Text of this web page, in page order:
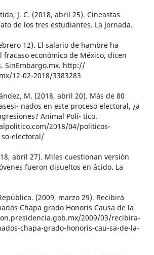
J. C. (2018, abril 25). Cineastas
de los tres estudiantes. La Jornada.
12). El salario de hambre ha
económico de México, dicen
SinEmbargo.mx. http://
12-02-2018/3383283
M. (2018, abril 20). Más de 80
nados en este proceso electoral, ¿a
Animal Polí- tico.
2018/04/politicos-
electoral/
abril 27). Miles cuestionan versión
fueron disueltos en ácido. La
(2009, marzo 29). Recibirá
Chapa grado Honoris Causa de la
2009/03/recibira-
chapa-grado-honoris-cau-sa-de-la-